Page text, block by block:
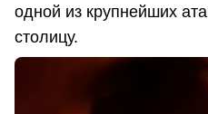
одной из крупнейших
столицу.